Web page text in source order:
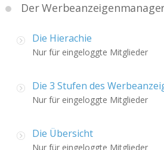
Der
Die Hierachie
Nur für eingeloggte Mitglieder
Die 3 Stufen des
Nur für eingeloggte Mitglieder
Die Übersicht
Nur für eingeloggte Mitglieder